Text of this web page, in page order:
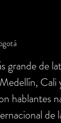
grande de
Cali
hablantes
de